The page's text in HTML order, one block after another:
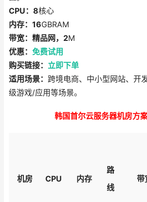
CPU：8核心
内存：16GBRAM
带宽：精品网，2M
优惠： 免费试用
购买链接： 立即下单
适用场景： 跨境电商、中小型网站、开
级游戏/应用等场景。
韩国首尔云服务器机房方
机房 CPU 内存
路
线
带